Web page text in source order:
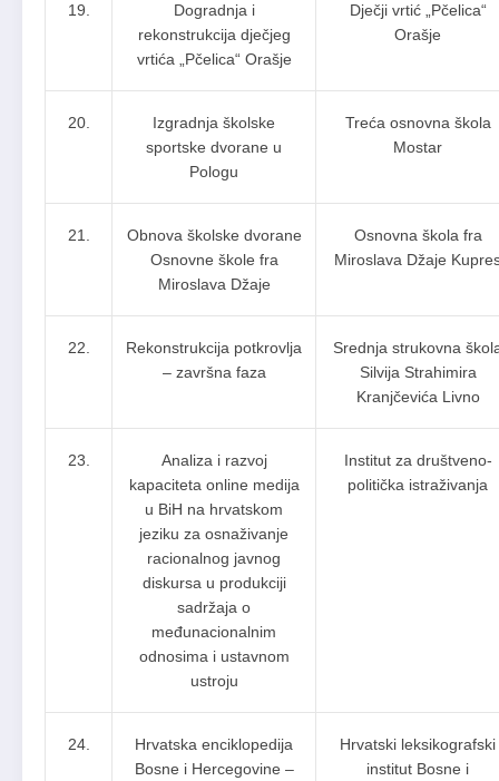
19.
Dogradnja i
rekonstrukcija dječjeg
vrtića „Pčelica“ Orašje
Dječji vrtić „Pčelica“
Orašje
20.
Izgradnja školske
sportske dvorane u
Pologu
Treća osnovna škola
Mostar
21.
Obnova školske dvorane
Osnovne škole fra
Miroslava Džaje
Osnovna škola fra
Miroslava Džaje
22.
Rekonstrukcija potkrovlja
– završna faza
Srednja strukovna
Silvija Strahimira
Kranjčevića Livno
23.
Analiza i razvoj
kapaciteta online medija
u BiH na hrvatskom
jeziku za osnaživanje
racionalnog javnog
diskursa u produkciji
sadržaja o
međunacionalnim
odnosima i ustavnom
ustroju
Institut za društveno-
politička istraživanja
24.
Hrvatska enciklopedija
Bosne i Hercegovine –
Hrvatski leksikografski
institut Bosne i